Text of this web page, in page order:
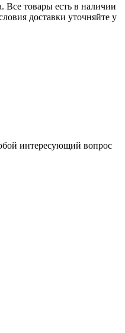
Все товары есть в наличии
доставки уточняйте у
интересующий вопрос